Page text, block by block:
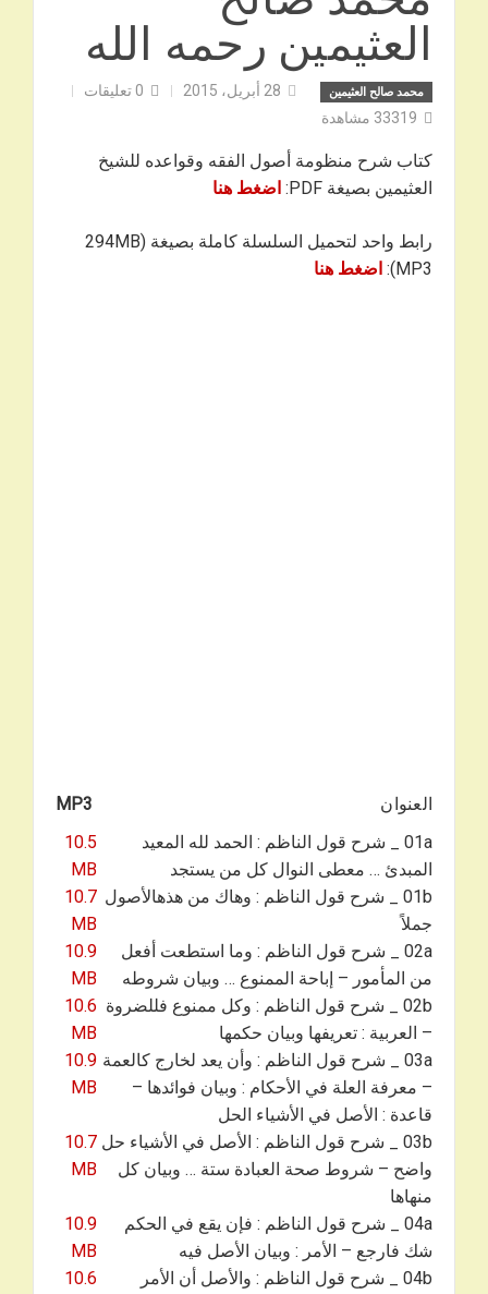
العثيمين رحمه الله
محمد صالح العثيمين 28 أبريل، 2015 0تعليقات
33319 مشاهدة
كتاب شرح منظومة أصول الفقه وقواعده للشيخ
العثيمين بصيغة PDF:
اضغط هنا
رابط واحد لتحميل السلسلة كاملة بصيغة 294MB)
MP3):
اضغط هنا
العنوان
01a _ شرح قول الناظم : الحمد لله المعيد
المبدئ … معطى النوال كل من يستجد
10.5
MB
01b _ شرح قول الناظم : وهاك من هذهالأصول
جملاً
10.7
MB
02a _ شرح قول الناظم : وما استطعت أفعل
من المأمور – إباحة الممنوع … وبيان شروطه
10.9
MB
02b _ شرح قول الناظم : وكل ممنوع فللضروة
– العربية : تعريفها وبيان حكمها
10.6
MB
03a _ شرح قول الناظم : وأن يعد لخارج كالعمة
– معرفة العلة في الأحكام : وبيان فوائدها –
قاعدة : الأصل في الأشياء الحل
10.9
MB
03b _ شرح قول الناظم : الأصل في الأشياء حل
واضح – شروط صحة العبادة ستة … وبيان كل
منهاها
10.7
MB
04a _ شرح قول الناظم : فإن يقع في الحكم
شك فارجع – الأمر : وبيان الأصل فيه
10.9
MB
04b _ شرح قول الناظم : والأصل أن الأمر
10.6